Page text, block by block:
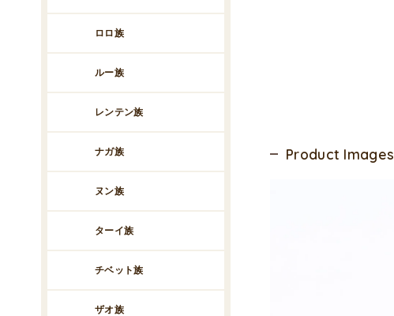
Product Images
ロロ族
ルー族
レンテン族
ナガ族
ヌン族
ターイ族
チベット族
ザオ族